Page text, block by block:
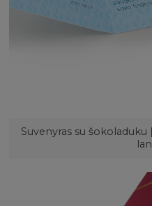
Suvenyras su šokoladuku